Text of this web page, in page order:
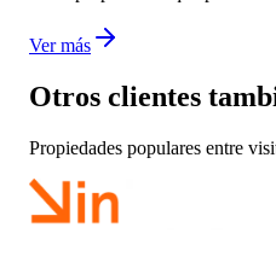
Ver más
Otros clientes
Propiedades populares entre